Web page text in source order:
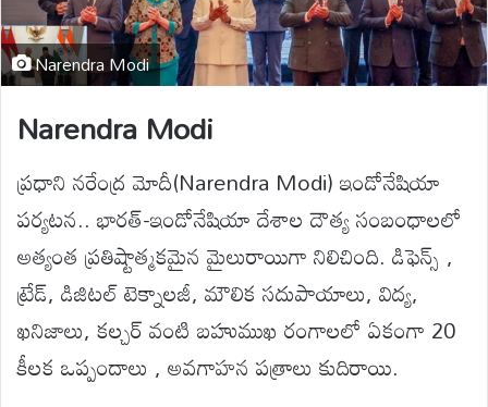
Narendra Modi
Narendra Modi
ప్రధాని నరేంద్ర మోదీ(Narendra Modi) ఇండోనేషియా
పర్యటన.. భారత్-ఇండోనేషియా దేశాల దౌత్య సంబంధాలలో
అత్యంత ప్రతిష్టాత్మకమైన మైలురాయిగా నిలిచింది. డిఫెన్స్ ,
ట్రేడ్, డిజిటల్ టెక్నాలజీ, మౌలిక సదుపాయాలు, విద్య,
ఖనిజాలు, కల్చర్ వంటి బహుముఖ రంగాలలో ఏకంగా 20
కీలక ఒప్పందాలు , అవగాహన పత్రాలు కుదిరాయి.